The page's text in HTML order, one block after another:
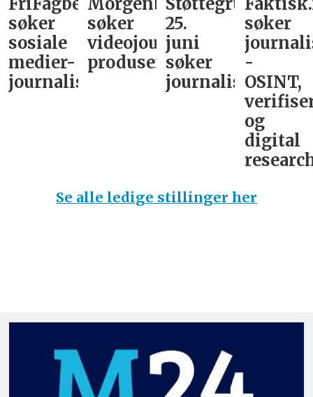
søker
sosiale
medier-
journalist
søker
videojournalist/podkast-
produsent
25.
juni
søker
journalist
søker
-
OSINT,
og
digital
Se alle ledige stillinger her